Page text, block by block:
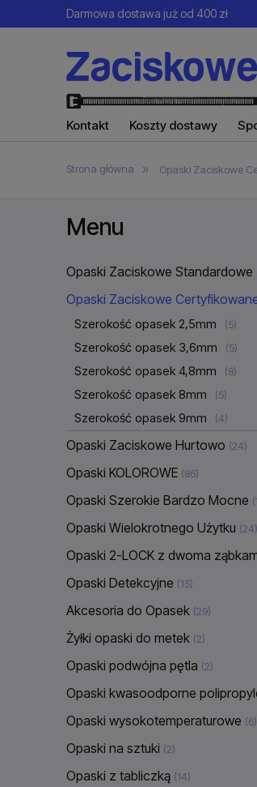
Darmowa dostawa już od 400 zł
Kontakt Koszty dostawy
Strona główna » Opaski Zaciskowe
Menu
Opaski Zaciskowe Standardowe
Opaski Zaciskowe
Szerokość opasek 2,5mm (5)
Szerokość opasek 3,6mm (5)
Szerokość opasek 4,8mm (8)
Szerokość opasek 8mm (5)
Szerokość opasek 9mm (4)
Opaski Zaciskowe Hurtowo (24)
Opaski KOLOROWE (86)
Opaski Szerokie Bardzo Mocne
Opaski Wielokrotnego Użytku (24)
Opaski 2-LOCK z dwoma
Opaski Detekcyjne (15)
Akcesoria do Opasek (29)
Żyłki opaski do metek (2)
Opaski podwójna pętla (2)
Opaski kwasoodporne
Opaski wysokotemperaturowe (6)
Opaski na sztuki (2)
Opaski z tabliczką (14)